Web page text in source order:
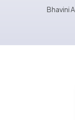
Bhavini